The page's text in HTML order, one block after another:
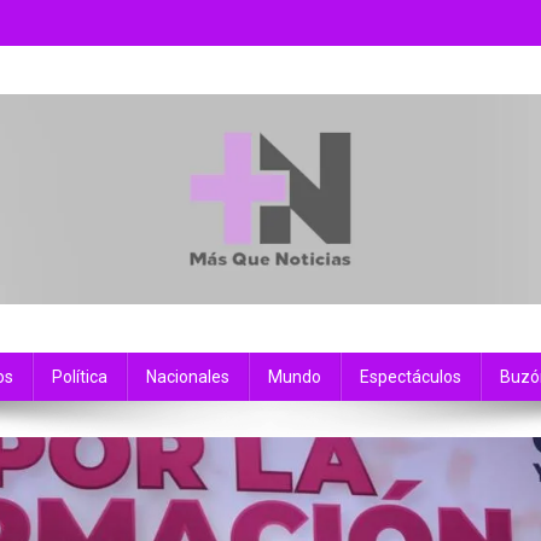
Política Nacionales Mundo Espectáculos